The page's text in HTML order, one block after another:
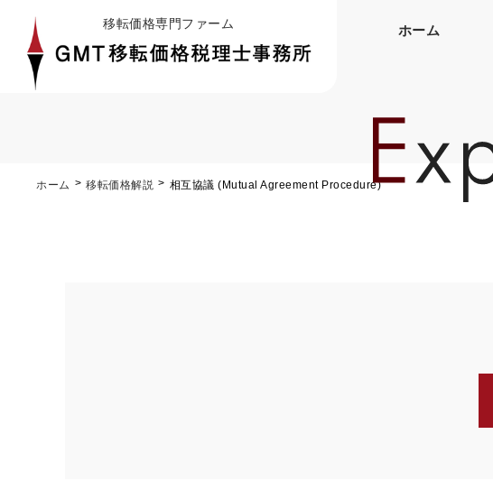
移転価格専門ファーム ホーム
ホーム 移転価格解説 相互協議 (Mutual Agreement Procedure)